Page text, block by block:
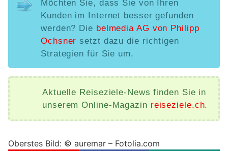
Möchten Sie, dass Sie von Ihren
Kunden im Internet besser gefunden
werden? Die belmedia AG von Philipp
Ochsner setzt dazu die richtigen
Strategien für Sie um.
Aktuelle Reiseziele-News finden Sie in
unserem Online-Magazin reiseziele.ch.
Oberstes Bild: © auremar – Fotolia.com